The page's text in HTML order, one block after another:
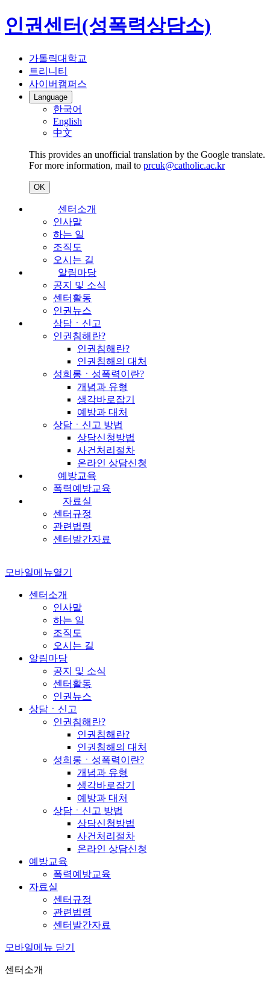
인권센터(성폭력상담소)
가톨릭대학교
트리니티
사이버캠퍼스
Language
한국어
English
中文
This provides an unofficial translation by the Google translate.
For more information, mail to prcuk@catholic.ac.kr
OK
센터소개
인사말
하는 일
조직도
오시는 길
알림마당
공지 및 소식
센터활동
인권뉴스
상담ㆍ신고
인권침해란?
인권침해란?
인권침해의 대처
성희롱ㆍ성폭력이란?
개념과 유형
생각바로잡기
예방과 대처
상담ㆍ신고 방법
상담신청방법
사건처리절차
온라인 상담신청
예방교육
폭력예방교육
자료실
센터규정
관련법령
센터발간자료
모바일메뉴열기
센터소개
인사말
하는 일
조직도
오시는 길
알림마당
공지 및 소식
센터활동
인권뉴스
상담ㆍ신고
인권침해란?
인권침해란?
인권침해의 대처
성희롱ㆍ성폭력이란?
개념과 유형
생각바로잡기
예방과 대처
상담ㆍ신고 방법
상담신청방법
사건처리절차
온라인 상담신청
예방교육
폭력예방교육
자료실
센터규정
관련법령
센터발간자료
모바일메뉴 닫기
센터소개